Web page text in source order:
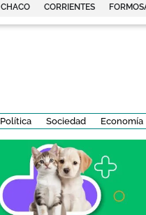
CHACO CORRIENTES
Política Sociedad Economía